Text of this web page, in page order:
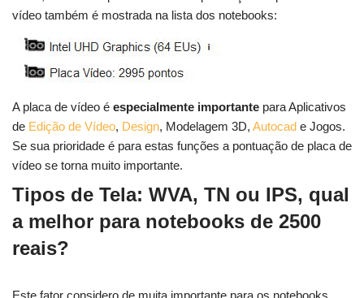
vídeo também é mostrada na lista dos notebooks:
A placa de vídeo é especialmente importante para Aplicativos
de Edição de Vídeo, Design, Modelagem 3D, Autocad e Jogos.
Se sua prioridade é para estas funções a pontuação de placa de
vídeo se torna muito importante.
Tipos de Tela: WVA, TN ou IPS, qual
a melhor para notebooks de 2500
reais?